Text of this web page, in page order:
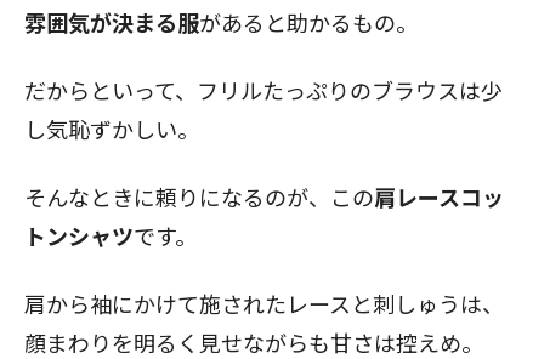
雰囲気が決まる服があると助かるもの。
だからといって、フリルたっぷりのブラウスは少
し気恥ずかしい。
そんなときに頼りになるのが、この肩レースコッ
トンシャツです。
肩から袖にかけて施されたレースと刺しゅうは、
顔まわりを明るく見せながらも甘さは控えめ。